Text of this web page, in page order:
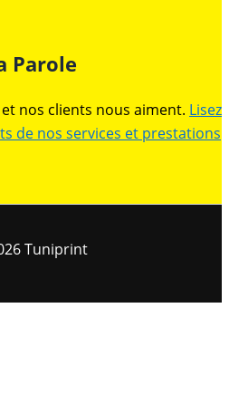
Parole
nos clients nous aiment. Lisez
de nos services et prestations
Tuniprint